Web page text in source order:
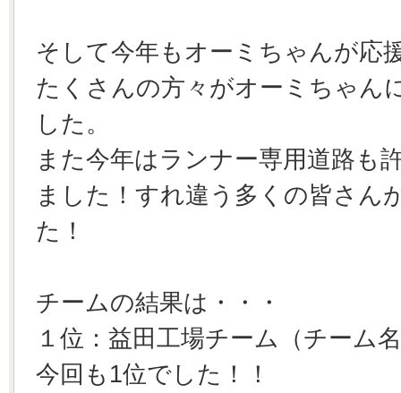
そして今年もオーミちゃんが応
たくさんの方々がオーミちゃん
した。
また今年はランナー専用道路も
ました！すれ違う多くの皆さん
た！
チームの結果は・・・
１位：益田工場チーム（チーム
今回も1位でした！！